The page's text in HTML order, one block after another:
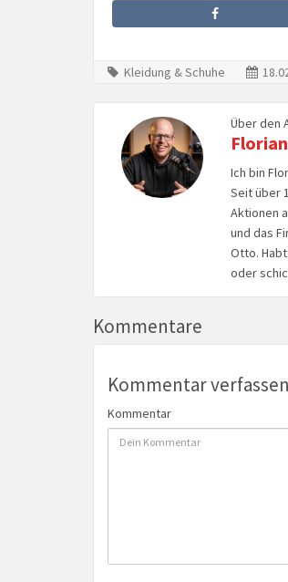
Kleidung & Schuhe
Über den
Ich bin
Seit über
Aktionen
und das
Otto.
oder
Kommentare
Kommentar verfassen
Kommentar